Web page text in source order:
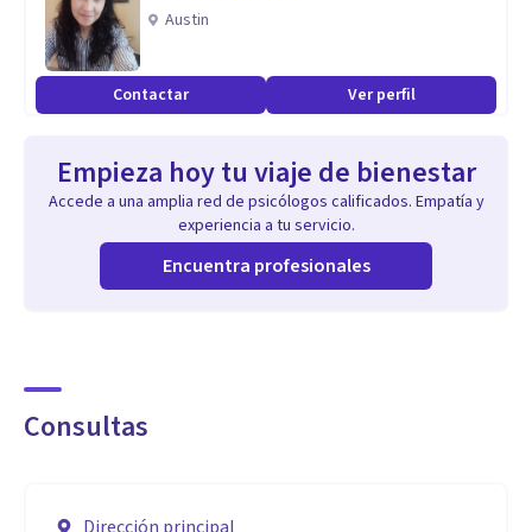
Experiencia con niños con problemas atencionales, de
memoria y problemas de conducta desde el campo de la
neuropsicología.
de ánimo, habilidades sociales y autoestima desde el campo
Experiencia en psicología infantil en problemas de fracaso
Austin
Contactar Ver perfil
Empieza hoy tu viaje de bienestar
Accede a una amplia red de psicólogos calificados. Empatía y
experiencia a tu servicio.
Encuentra profesionales
Consultas